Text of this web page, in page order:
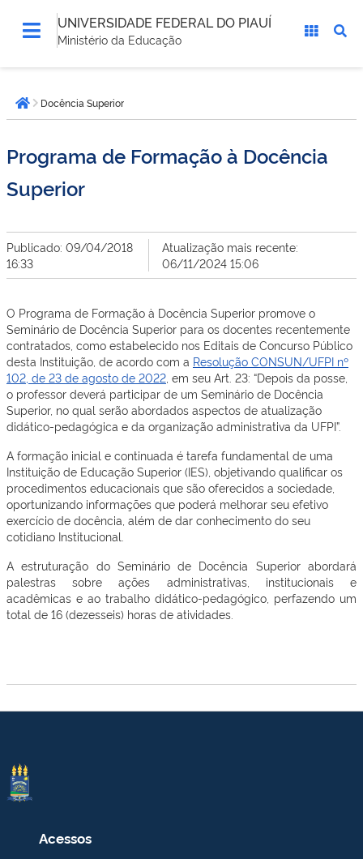
UNIVERSIDADE FEDERAL DO PIAUÍ
Ministério da Educação
está
aqui:Página inicial
Docência Superior
Programa de Formação à Docência
Superior
Publicado: 09/04/2018
16:33
Atualização mais recente:
06/11/2024 15:06
O Programa de Formação à Docência Superior promove o
Seminário de Docência Superior para os docentes recentemente
contratados, como estabelecido nos Editais de Concurso Público
desta Instituição, de acordo com a Resolução CONSUN/UFPI nº
102, de 23 de agosto de 2022 , em seu Art. 23: “Depois da posse,
o professor deverá participar de um Seminário de Docência
Superior, no qual serão abordados aspectos de atualização
didático-pedagógica e da organização administrativa da UFPI”.
A formação inicial e continuada é tarefa fundamental de uma
Instituição de Educação Superior (IES), objetivando qualificar os
procedimentos educacionais que são oferecidos a sociedade,
oportunizando informações que poderá melhorar seu efetivo
exercício de docência, além de dar conhecimento do seu
cotidiano Institucional.
A estruturação do Seminário de Docência Superior abordará
palestras sobre ações administrativas, institucionais e
acadêmicas e ao trabalho didático-pedagógico, perfazendo um
total de 16 (dezesseis) horas de atividades.
Acessos